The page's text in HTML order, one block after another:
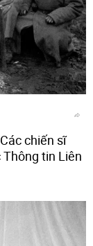
chiến sĩ
tin Liên